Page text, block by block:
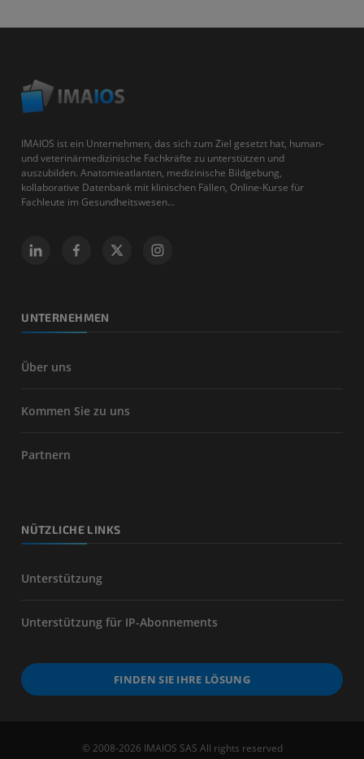
IMAIOS ist ein Unternehmen, das sich zum Ziel gesetzt hat, human-
und veterinärmedizinische Fachkräfte zu unterstützen und
auszubilden. Anatomieatlanten, medizinische Bildgebung,
kollaborative Datenbank mit klinischen Fällen, Online-Kurse für
Fachleute im Gesundheitswesen...
UNTERNEHMEN
Über uns
Kommen Sie zu uns
Partnern
NÜTZLICHE LINKS
Unterstützung
Unterstützung für IP-Abonnements
FINDEN SIE IHRE LÖSUNG
© 2008-2026 IMAIOS SAS All rights reserved